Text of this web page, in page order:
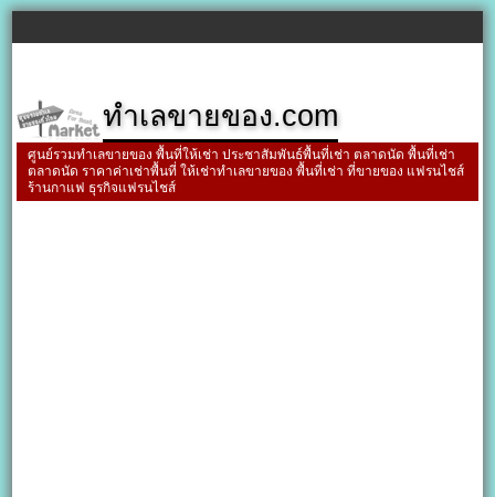
ทำเลขายของ.com
ศูนย์รวมทำเลขายของ พื้นที่ให้เช่า ประชาสัมพันธ์พื้นที่เช่า ตลาดนัด พื้นที่เช่า
ตลาดนัด ราคาค่าเช่าพื้นที่ ให้เช่าทำเลขายของ พื้นที่เช่า ที่ขายของ แฟรนไชส์
ร้านกาแฟ ธุรกิจแฟรนไชส์